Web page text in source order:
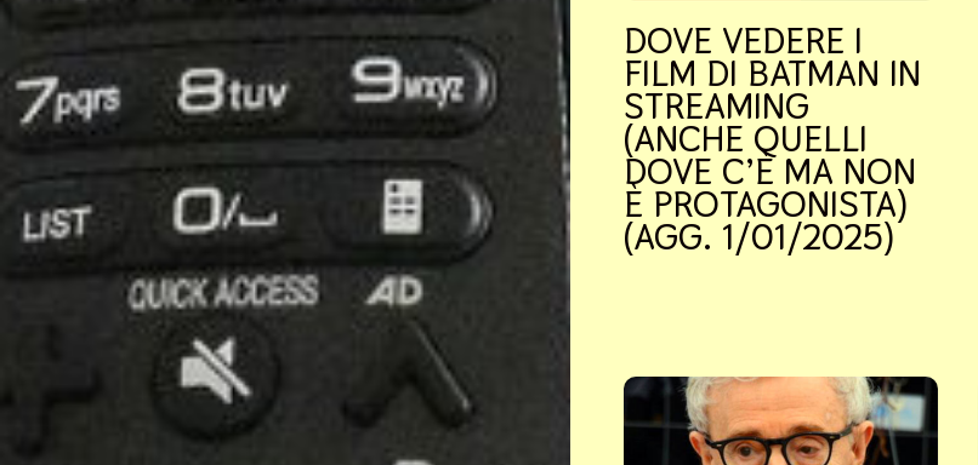
Tv
Cultura
Storia
Misteri
Curiosità
differenza
c’è?
DOVE VEDERE I
FILM DI BATMAN IN
STREAMING
(ANCHE QUELLI
DOVE C’È MA NON
È PROTAGONISTA)
(AGG. 1/01/2025)